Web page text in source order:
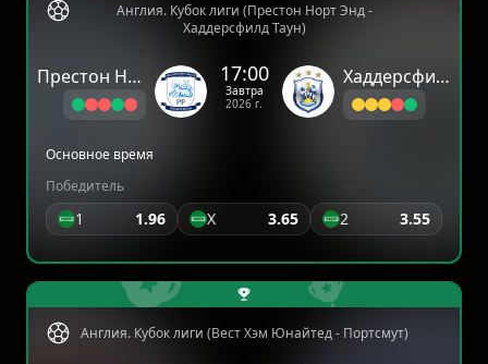
Англия. Кубок лиги (Престон Норт Энд -
Хаддерсфилд Таун)
Престон Норт Энд 17:00
Завтра
2026 г.
Хаддерсфилд Таун
Основное время
Победитель
1 1.96 X 3.65 2 3.55
Англия. Кубок лиги (Вест Хэм Юнайтед - Портсмут)